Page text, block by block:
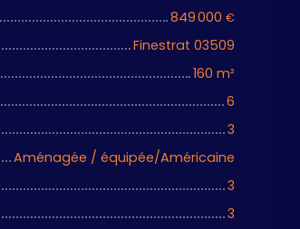
849 000 €
Finestrat 03509
160 m²
6
3
Aménagée / équipée/Américaine
3
3